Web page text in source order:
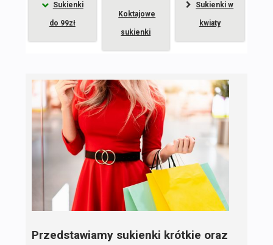
Sukienki
do 99zł
Koktajowe
sukienki
Sukienki w
kwiaty
Przedstawiamy sukienki krótkie oraz